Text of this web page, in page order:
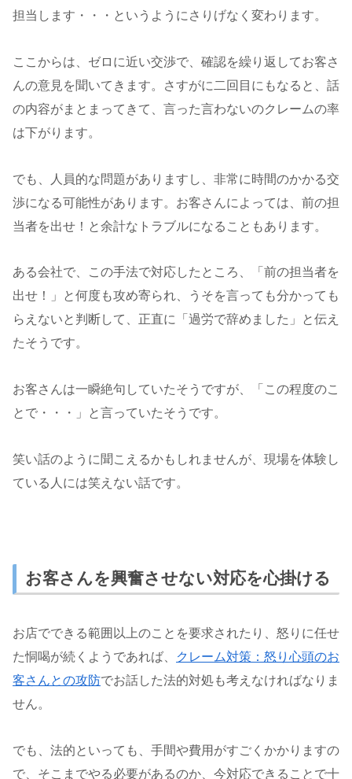
担当します・・・というようにさりげなく変わります。
ここからは、ゼロに近い交渉で、確認を繰り返してお客さ
んの意見を聞いてきます。さすがに二回目にもなると、話
の内容がまとまってきて、言った言わないのクレームの率
は下がります。
でも、人員的な問題がありますし、非常に時間のかかる交
渉になる可能性があります。お客さんによっては、前の担
当者を出せ！と余計なトラブルになることもあります。
ある会社で、この手法で対応したところ、「前の担当者を
出せ！」と何度も攻め寄られ、うそを言っても分かっても
らえないと判断して、正直に「過労で辞めました」と伝え
たそうです。
お客さんは一瞬絶句していたそうですが、「この程度のこ
とで・・・」と言っていたそうです。
笑い話のように聞こえるかもしれませんが、現場を体験し
ている人には笑えない話です。
お客さんを興奮させない対応を心掛ける
お店でできる範囲以上のことを要求されたり、怒りに任せ
た恫喝が続くようであれば、
クレーム対策：怒り心頭のお
客さんとの攻防でお話した法的対処も考えなければなりま
せん。
でも、法的といっても、手間や費用がすごくかかりますの
で、そこまでやる必要があるのか、今対応できることで十